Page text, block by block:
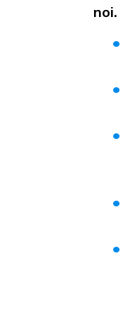
noi.